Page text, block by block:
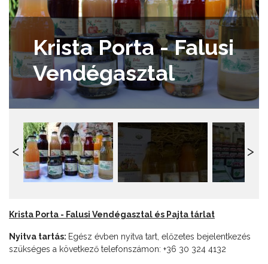
Krista Porta - Falusi
Vendégasztal
Krista Porta - Falusi Vendégasztal és Pajta tárlat
Nyitva tartás: Egész évben nyitva tart, előzetes bejelentkezés
szükséges a következő telefonszámon: +36 30 324 4132